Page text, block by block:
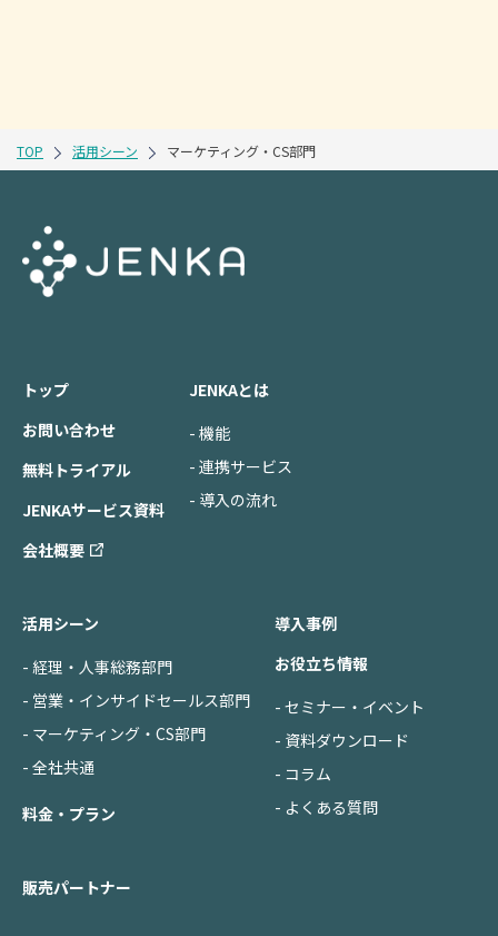
TOP 活用シーン マーケティング・CS部門
トップ
お問い合わせ
無料トライアル
JENKAサービス資料
会社概要
JENKAとは
- 機能
- 連携サービス
- 導入の流れ
活用シーン
- 経理・人事総務部門
- 営業・インサイドセールス部門
- マーケティング・CS部門
- 全社共通
料金・プラン
導入事例
お役立ち情報
- セミナー・イベント
- 資料ダウンロード
- コラム
- よくある質問
販売パートナー